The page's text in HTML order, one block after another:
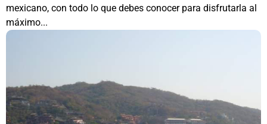
mexicano, con todo lo que debes conocer para disfrutarla al
máximo...